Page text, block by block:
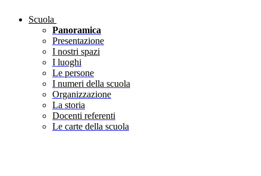
Scuola
Panoramica
Presentazione
I nostri spazi
I luoghi
Le persone
I numeri della scuola
Organizzazione
La storia
Docenti referenti
Le carte della scuola